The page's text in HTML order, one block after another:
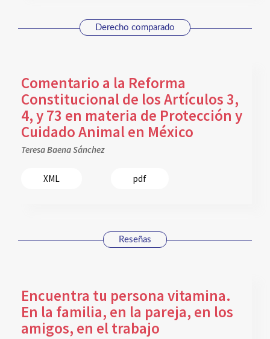
Derecho comparado
Comentario a la Reforma
Constitucional de los Artículos 3,
4, y 73 en materia de Protección y
Cuidado Animal en México
Teresa Baena Sánchez
XML pdf
Reseñas
Encuentra tu persona vitamina.
En la familia, en la pareja, en los
amigos, en el trabajo